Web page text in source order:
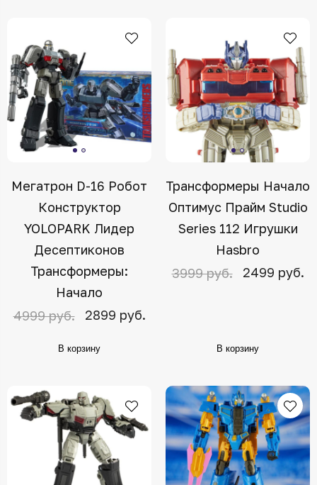
Мегатрон D-16 Робот
Конструктор
YOLOPARK Лидер
Десептиконов
Трансформеры:
Начало
4999 руб.
2899 руб.
В корзину
Трансформеры Начало
Оптимус Прайм Studio
Series 112 Игрушки
Hasbro
3999 руб.
2499 руб.
В корзину